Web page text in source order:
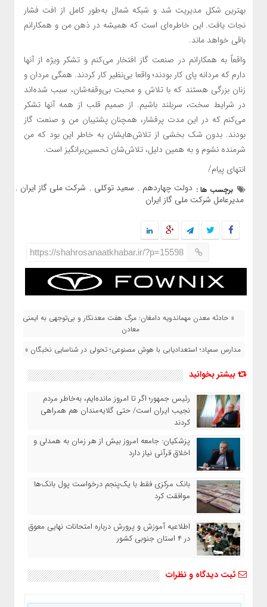
بهترین شکل مدیریت شد و شبکه شمال به‌طور کامل از افت فشار
نجات یافت. این خاطره‌ای است که همیشه در ذهن من و همکارانم
باقی خواهد ماند.
واقعاً به همکارانم در صنعت گاز افتخار می‌کنم و تشکر ویژه از آنها
دارم که مردانه پای کار بودند؛ واقعا بی‌نظیر کار کردند. همگی مردان و
زنان بزرگی هستند که با تلاش و محبت بی‌وقفه‌شان، سبب شده‌اند
در شرایط سخت، سربلند باشیم. از صمیم قلب از همه آنها تشکر
می‌کنم که در این مدت پرفشار، همچنان پشتیبان من و صنعت گاز
بودند. بدون شک بخشی از تلاش‌هایشان به خاطر این بود که من
شرمنده نشوم و به همین دلیل، تلاش‌شان تحسین‌برانگیز است.
انتهای پیام/
برچسب ها : دولت چهاردهم , سعید توکلی , شرکت ملی گاز ایران ,
مدیرعامل شرکت ملی گاز ایران
https://shahrosanaatkhabar.ir/?p=15598
« حادثه معدن مهماندویه دامغان: مرگ هفت معدنکار و بی‌توجهی به ایمنی
معادن
مدارس سمپاد؛ استعدادیابی با هوش مصنوعی؛ تحولی در شناسایی نخبگان »
بیشتر بخوانید
رئیس‌ جمهور؛ اگر تا امروز مانده‌ایم، به‌خاطر مردم
نجیب ایران است/ حتی گلایه‌مندان هم همراهی
کردند
پزشکیان: جامعه امروز بیش از هر زمان به همدلی و
اخلاق قرآنی نیاز دارد
بانک مرکزی فقط با یک‌‎پنجم درخواست پول بانک‌ها
موافقت کرد
اطلاعیه آموزش و پرورش درباره امتحانات نهایی معوق
در ۴ استان جنوبی کشور
ثبت دیدگاه و نظرات